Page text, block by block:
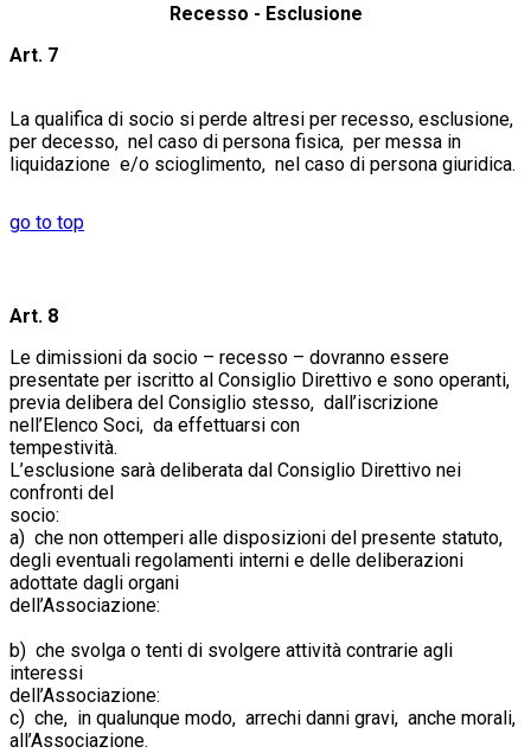
Recesso - Esclusione
Art. 7
La qualifica di socio si perde altresi per recesso, esclusione,
per decesso, nel caso di persona fisica, per messa in
liquidazione e/o scioglimento, nel caso di persona giuridica.
go to top
Art. 8
Le dimissioni da socio – recesso – dovranno essere
presentate per iscritto al Consiglio Direttivo e sono operanti,
previa delibera del Consiglio stesso, dall’iscrizione
nell’Elenco Soci, da effettuarsi con
L’esclusione sarà deliberata dal Consiglio Direttivo nei
confronti del
socio:
a) che non ottemperi alle disposizioni del presente statuto,
degli eventuali regolamenti interni e delle deliberazioni
adottate dagli organi
b) che svolga o tenti di svolgere attività contrarie agli
interessi
dell’Associazione:
c) che, in qualunque modo, arrechi danni gravi, anche morali,
all’Associazione.